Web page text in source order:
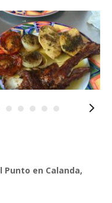
Punto en Calanda,